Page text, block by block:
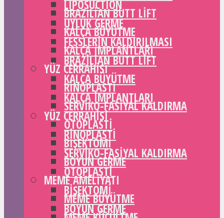
BRAZILIAN BUTT LIFT
KALÇA BÜYÜTME
KALÇA IMPLANTLARI
YÜZ CERRAHISI
RINOPLASTI
SERVIKO-FASIYAL KALDIRMA
OTOPLASTI
BIŞEKTOMI
BOYUN GERME
MEME AMELIYATI
MEME BÜYÜTME
LIPOSUCTION
UYLUK GERME
FESSLERIN KALDIRILMASI
BRAZILIAN BUTT LIFT
KALÇA BÜYÜTME
KALÇA IMPLANTLARI
YÜZ CERRAHISI
RINOPLASTI
SERVIKO-FASIYAL KALDIRMA
OTOPLASTI
BIŞEKTOMI
BOYUN GERME